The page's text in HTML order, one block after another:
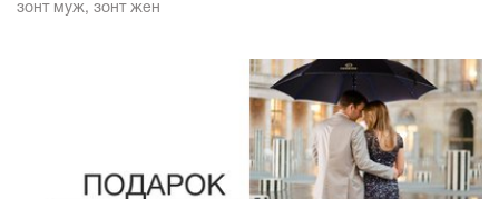
зонт муж, зонт жен